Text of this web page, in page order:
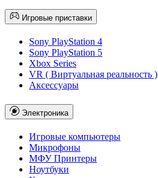
Игровые приставки
Sony PlayStation 4
Sony PlayStation 5
Xbox Series
VR ( Виртуальная реальность )
Аксессуары
Электроника
Игровые компьютеры
Микрофоны
МФУ Принтеры
Ноутбуки